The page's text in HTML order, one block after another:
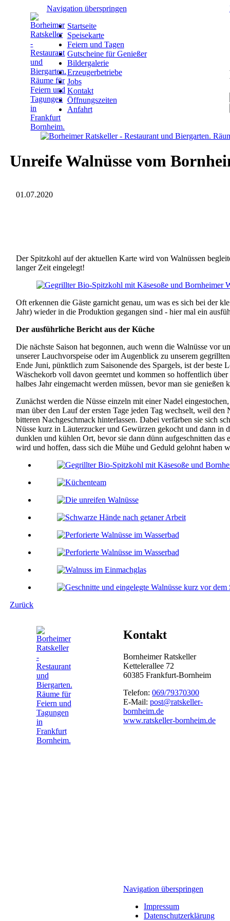
Navigation überspringen
Startseite
Speisekarte
Feiern und Tagen
Gutscheine für Genießer
Bildergalerie
Erzeugerbetriebe
Jobs
Kontakt
Öffnungszeiten
Anfahrt
Unreife Walnüsse vom
01.07.2020
Der Spitzkohl auf der aktuellen Karte wird von Walnüssen
langer Zeit eingelegt!
Oft erkennen die Gäste garnicht genau, um was es sich bei der
Jahr) wieder in die Produktion gegangen sind - hier mal ein
Der ausführliche Bericht aus der Küche
Die nächste Saison hat begonnen, auch wenn die Walnüsse vor
unserer Lauchvorspeise oder im Augenblick zu unserem
Ende Juni, pünktlich zum Saisonende des Spargels, ist der
Wäschekorb voll davon geerntet und kommen so hoffentlich über
halbes Jahr eingemacht werden müssen, bevor man sie genießen
Zunächst werden die Nüsse einzeln mit einer Nadel
man über den Lauf der ersten Tage jeden Tag wechselt, weil
bitteren Nachgeschmack hinterlassen. Dabei verfärben sie sich
Nüsse kurz in Läuterzucker und Gewürzen gekocht und dann in
dunklen und kühlen Ort, bevor sie dann dünn aufgeschnitten
wird und hoffen, dass sich die Mühe und Geduld gelohnt haben
Zurück
Kontakt
Bornheimer Ratskeller
Kettelerallee 72
60385 Frankfurt-Bornheim
Telefon:069/79370300
E-Mail:post@ratskeller-
bornheim.de
www.ratskeller-bornheim.de
Navigation überspringen
Impressum
Datenschutzerklärung